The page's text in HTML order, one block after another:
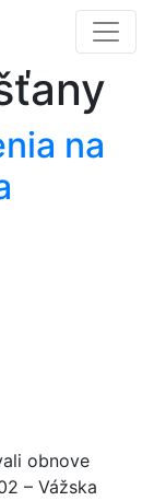
na
obnove
– Vážska